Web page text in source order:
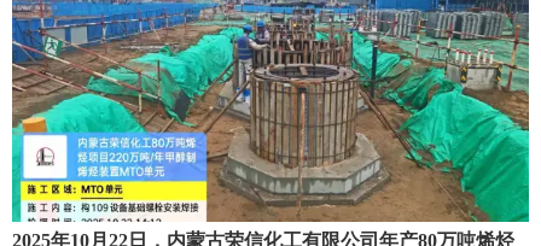
2025年10月22日，内蒙古荣信化工有限公司年产80万吨烯烃